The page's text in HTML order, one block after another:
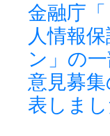
金融庁
人情報
ン」の
意見募
表しまし